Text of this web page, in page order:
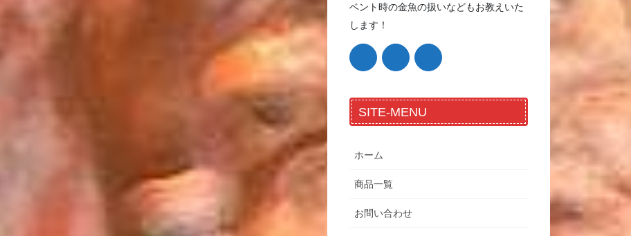
ベント時の金魚の扱いなどもお教えいた
します！
SITE-MENU
ホーム
商品一覧
お問い合わせ